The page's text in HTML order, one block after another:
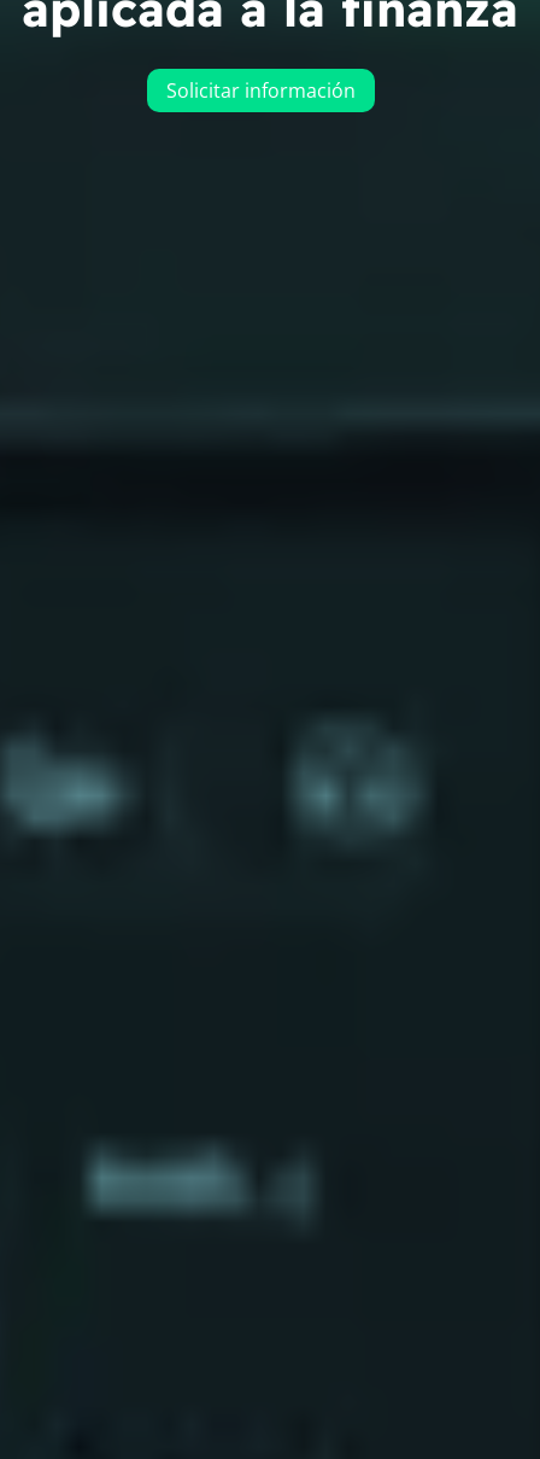
Solicitar información